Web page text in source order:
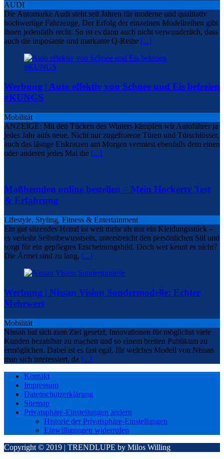
AUDI
Die Automarke Audi steht seit Jahren für moderne und qualitativ
hochwertige Fahrzeuge. Der Erfolg der einzelnen Modellreihen gibt
ihnen jedenfalls recht. So ist es dann auch nicht verwunderlich, dass
auch die imposante und markante Q-Reihe [...]
Werbung | Auto effektiv von Schnee und Eis befreien
#KUNGS
Mobilität
ANZEIGE: Mit den Tücken des Winters kämpfen wir Autofahrer ja
jedes Jahr aufs neue. Nicht nur zugefrorene Türen und Türschlösser,
auch das lästige Eiskratzen am Morgen vermiest ebenfalls dem einen
oder anderen jedes Mal die [...]
Maßhemden online bestellen – Mein Hockerty Test
& Erfahrung
Lifestyle, Styling, Fitness & Entertainment
Ein gut sitzendes Hemd ist weit mehr als nur ein Kleidungsstück –
es verleiht Selbstbewusstsein, unterstreicht den persönlichen Stil und
sorgt für ein gepflegtes Erscheinungsbild. Doch wer kennt es nicht?
Die Ärmel sind zu lang, [...]
Werbung | Nissan Vision Sondermodelle: Echter
Mehrwert
Mobilität
Nissan hat sich zum Ziel gesetzt, Innovationen für möglichst viele
Kunden bezahlbar zu machen und so einem breiten Publikum zu
ermöglichen. Dabei ist es fast egal, für welches Modell von Nissan
man sich interessiert, da [...]
Kontakt
Impressum
Datenschutzerklärung
Sitemap
Privatsphäre-Einstellungen ändern
Historie der Privatsphäre-Einstellungen
Einwilligungen widerrufen
Copyright © 2019 | TRENDLUPE by Milos Willing